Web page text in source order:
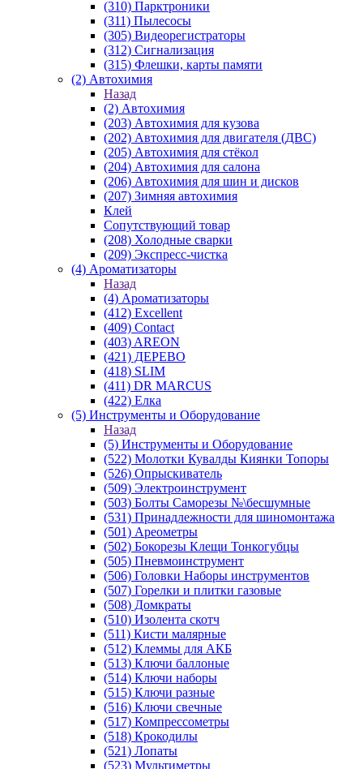
(310) Парктроники
(311) Пылесосы
(305) Видеорегистраторы
(312) Сигнализация
(315) Флешки, карты памяти
(2) Автохимия
Назад
(2) Автохимия
(203) Автохимия для кузова
(202) Автохимия для двигателя (ДВС)
(205) Автохимия для стёкол
(204) Автохимия для салона
(206) Автохимия для шин и дисков
(207) Зимняя автохимия
Клей
Сопутствующий товар
(208) Холодные сварки
(209) Экспреcс-чистка
(4) Ароматизаторы
Назад
(4) Ароматизаторы
(412) Excellent
(409) Contact
(403) AREON
(421) ДЕРЕВО
(418) SLIM
(411) DR MARCUS
(422) Елка
(5) Инструменты и Оборудование
Назад
(5) Инструменты и Оборудование
(522) Молотки Кувалды Киянки Топоры
(526) Опрыскиватель
(509) Электроинструмент
(503) Болты Саморезы №\бесшумные
(531) Принадлежности для шиномонтажа
(501) Ареометры
(502) Бокорезы Клещи Тонкогубцы
(505) Пневмоинструмент
(506) Головки Наборы инструментов
(507) Горелки и плитки газовые
(508) Домкраты
(510) Изолента скотч
(511) Кисти малярные
(512) Клеммы для АКБ
(513) Ключи баллоные
(514) Ключи наборы
(515) Ключи разные
(516) Ключи свечные
(517) Компрессометры
(518) Крокодилы
(521) Лопаты
(523) Мультиметры